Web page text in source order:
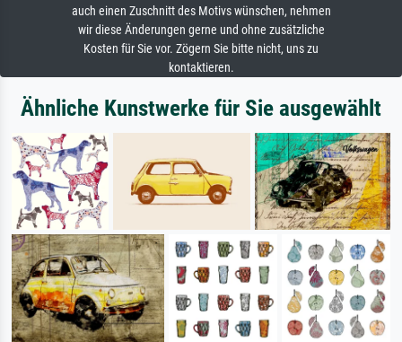
auch einen Zuschnitt des Motivs wünschen, nehmen
wir diese Änderungen gerne und ohne zusätzliche
Kosten für Sie vor. Zögern Sie bitte nicht, uns zu
kontaktieren.
Ähnliche Kunstwerke für Sie ausgewählt